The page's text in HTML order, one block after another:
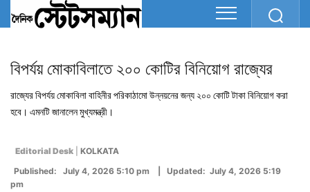
বিপর্যয় মোকাবিলাতে ২০০ কোটির বিনিয়োগ রাজ্যের
রাজ্যের বিপর্যয় মোকাবিলা বাহিনীর পরিকাঠামো উন্নয়নের জন্য ২০০ কোটি টাকা বিনিয়োগ করা
হবে। এমনটি জানালেন মুখ্যমন্ত্রী।
Editorial Desk
KOLKATA
Published: July 4, 2026 5:10 pm | Updated: July 4, 2026 5:19
pm